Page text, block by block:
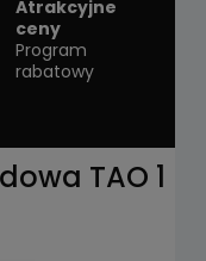
Atrakcyjne
ceny
Program
rabatowy
TAO 1